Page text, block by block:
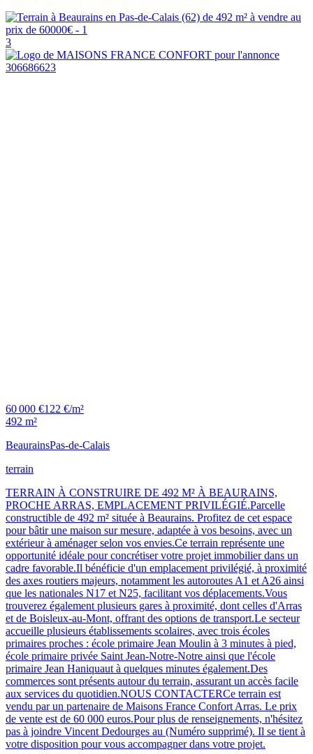
3
60 000 €122 €/m²
492 m²
BeaurainsPas-de-Calais
terrain
TERRAIN À CONSTRUIRE DE 492 M² À BEAURAINS,
PROCHE ARRAS, EMPLACEMENT PRIVILÉGIÉ.Parcelle
constructible de 492 m² située à Beaurains. Profitez de cet espace
pour bâtir une maison sur mesure, adaptée à vos besoins, avec un
extérieur à aménager selon vos envies.Ce terrain représente une
opportunité idéale pour concrétiser votre projet immobilier dans un
cadre favorable.Il bénéficie d'un emplacement privilégié, à proximité
des axes routiers majeurs, notamment les autoroutes A1 et A26 ainsi
que les nationales N17 et N25, facilitant vos déplacements.Vous
trouverez également plusieurs gares à proximité, dont celles d'Arras
et de Boisleux-au-Mont, offrant des options de transport.Le secteur
accueille plusieurs établissements scolaires, avec trois écoles
primaires proches : école primaire Jean Moulin à 3 minutes à pied,
école primaire privée Saint Jean-Notre-Notre ainsi que l'école
primaire Jean Haniquaut à quelques minutes également.Des
commerces sont présents autour du terrain, assurant un accès facile
aux services du quotidien.NOUS CONTACTERCe terrain est
vendu par un partenaire de Maisons France Confort Arras. Le prix
de vente est de 60 000 euros.Pour plus de renseignements, n'hésitez
pas à joindre Vincent Dedourges au (Numéro supprimé). Il se tient à
votre disposition pour vous accompagner dans votre projet.